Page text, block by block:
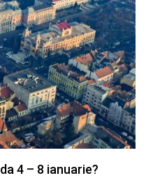
4 – 8 ianuarie?